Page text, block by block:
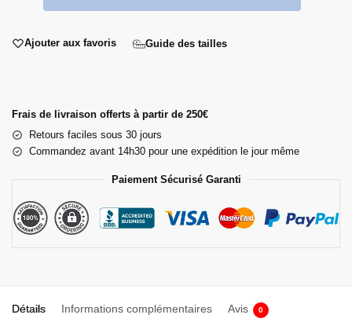
Ajouter aux favoris Guide des tailles
Frais de livraison offerts à partir de 250€
Retours faciles sous 30 jours
Commandez avant 14h30 pour une expédition le jour même
Paiement Sécurisé Garanti
Détails Informations complémentaires Avis 0